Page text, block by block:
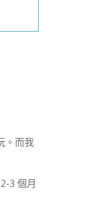
。而我
3 個月